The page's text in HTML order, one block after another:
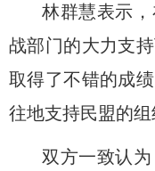
林群慧表示
战部门的大力支
取得了不错的成
往地支持民盟的组
双方一致认